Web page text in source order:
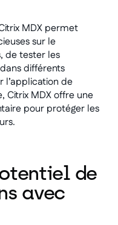
MDX permet
sur le
de tester les
différents
l’application de
Citrix MDX offre une
pour protéger les
de
avec